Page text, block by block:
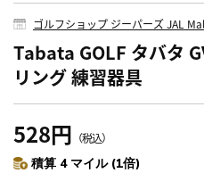
ゴルフショップ ジーパーズ JAL
Tabata GOLF タバタ
リング 練習器具
528円 （税込）
積算 4 マイル (1倍)